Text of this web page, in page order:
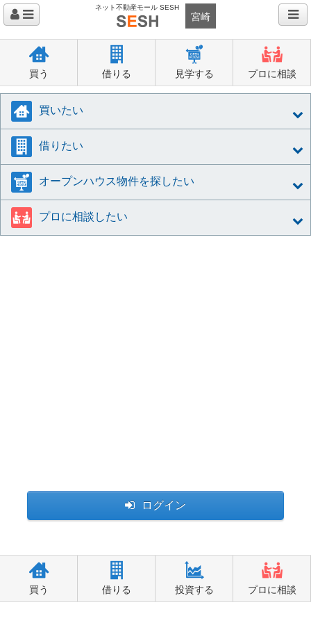
ネット不動産モール SESH
宮崎
買う 借りる 見学する プロに相談
買いたい
借りたい
オープンハウス物件を探したい
プロに相談したい
ログイン
買う 借りる 投資する プロに相談